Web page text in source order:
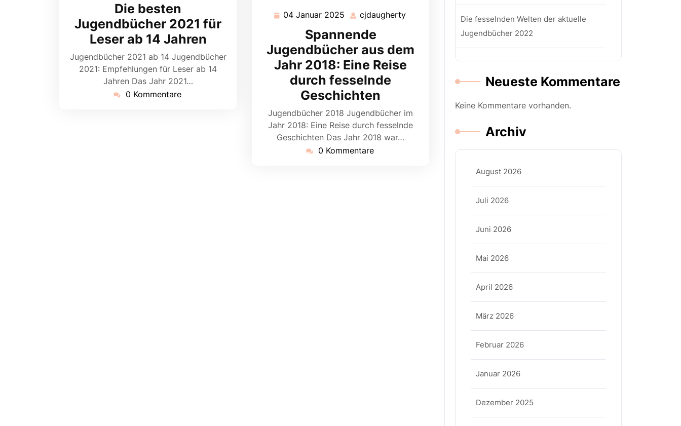
2026
Die besten
Jugendbücher 2021 für
Leser ab 14 Jahren
Jugendbücher 2021 ab 14 Jugendbücher
2021: Empfehlungen für Leser ab 14
Jahren Das Jahr 2021…
0 Kommentare
04 Januar 2025 04
Januar
2025
cjdaugherty
Spannende
Jugendbücher aus dem
Jahr 2018: Eine Reise
durch fesselnde
Geschichten
Jugendbücher 2018 Jugendbücher im
Jahr 2018: Eine Reise durch fesselnde
Geschichten Das Jahr 2018 war…
0 Kommentare
Die fesselnden Welten der aktuelle
Jugendbücher 2022
Neueste Kommentare
Keine Kommentare vorhanden.
Archiv
August 2026
Juli 2026
Juni 2026
Mai 2026
April 2026
März 2026
Februar 2026
Januar 2026
Dezember 2025